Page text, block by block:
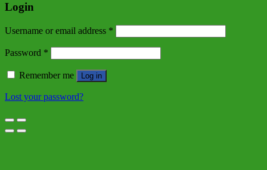
Login
Username or email address *
Password *
Remember me Log in
Lost your password?